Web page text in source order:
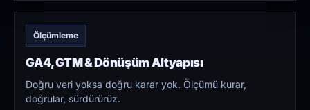
Ölçümleme
GA4, GTM & Dönüşüm Altyapısı
Doğru veri yoksa doğru karar yok. Ölçümü kurar,
doğrular, sürdürürüz.